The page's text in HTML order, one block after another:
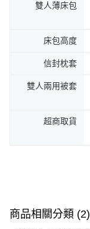
雙人薄床包
床包高度
信封枕套
雙人兩用被套
超商取貨
商品相關分類 (2)